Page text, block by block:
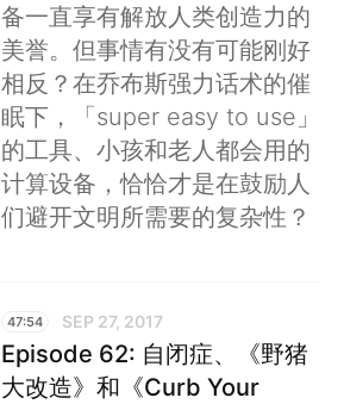
备一直享有解放人类创造力的
美誉。但事情有没有可能刚好
相反？在乔布斯强力话术的催
眠下，「super easy to use」
的工具、小孩和老人都会用的
计算设备，恰恰才是在鼓励人
们避开文明所需要的复杂性？
47:54 SEP 27, 2017
Episode 62: 自闭症、《野猪
大改造》和《Curb Your